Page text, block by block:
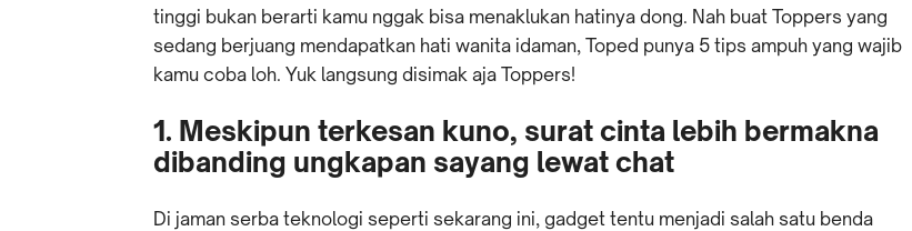
tinggi bukan berarti kamu nggak bisa menaklukan hatinya dong. Nah buat Toppers yang
sedang berjuang mendapatkan hati wanita idaman, Toped punya 5 tips ampuh yang wajib
kamu coba loh. Yuk langsung disimak aja Toppers!
1. Meskipun terkesan kuno, surat cinta lebih bermakna
dibanding ungkapan sayang lewat chat
Di jaman serba teknologi seperti sekarang ini, gadget tentu menjadi salah satu benda